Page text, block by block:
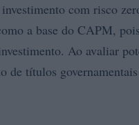
com risco
a base do CAPM,
Ao avaliar
de títulos